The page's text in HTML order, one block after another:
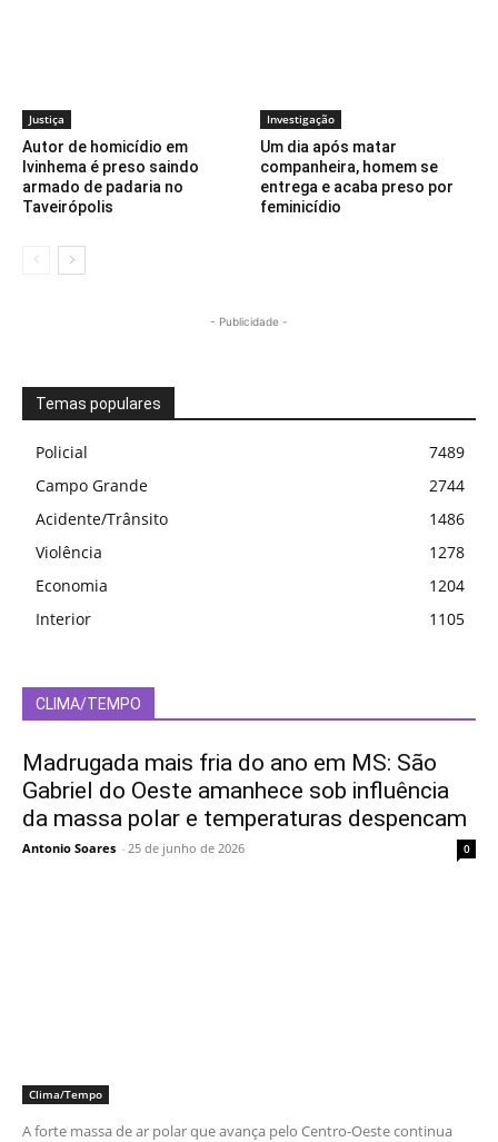
Justiça
Autor de homicídio em
Ivinhema é preso saindo
armado de padaria no
Taveirópolis
Investigação
Um dia após matar
companheira, homem se
entrega e acaba preso por
feminicídio
- Publicidade -
Temas populares
Policial
7489
Campo Grande
2744
Acidente/Trânsito
1486
Violência
1278
Economia
1204
Interior
1105
CLIMA/TEMPO
Madrugada mais fria do ano em MS: São
Gabriel do Oeste amanhece sob influência
da massa polar e temperaturas despencam
Antonio Soares - 25 de junho de 2026 0
Clima/Tempo
A forte massa de ar polar que avança pelo Centro-Oeste continua